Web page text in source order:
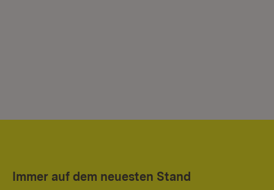
Immer auf dem neuesten Stand